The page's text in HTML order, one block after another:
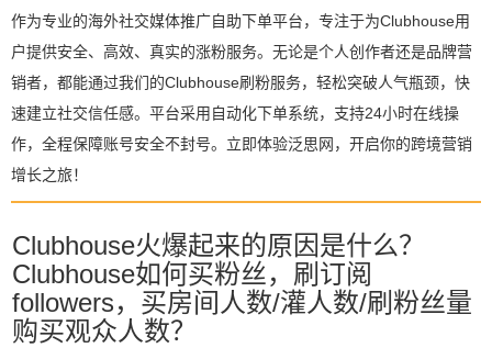
作为专业的海外社交媒体推广自助下单平台，专注于为Clubhouse用
户提供安全、高效、真实的涨粉服务。无论是个人创作者还是品牌营
销者，都能通过我们的Clubhouse刷粉服务，轻松突破人气瓶颈，快
速建立社交信任感。平台采用自动化下单系统，支持24小时在线操
作，全程保障账号安全不封号。立即体验泛思网，开启你的跨境营销
增长之旅！
Clubhouse火爆起来的原因是什么？
Clubhouse如何买粉丝，刷订阅
followers，买房间人数/灌人数/刷粉丝量
购买观众人数？